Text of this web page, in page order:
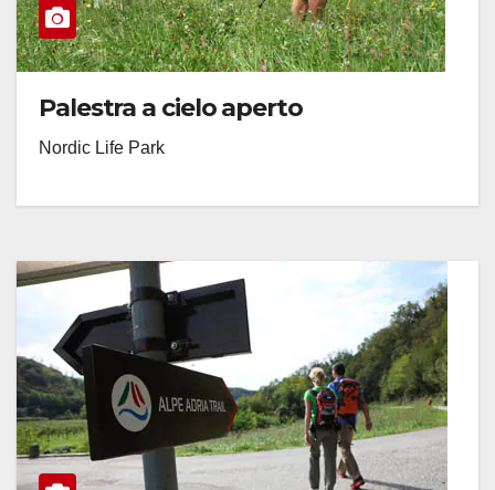
Palestra a cielo aperto
Nordic Life Park